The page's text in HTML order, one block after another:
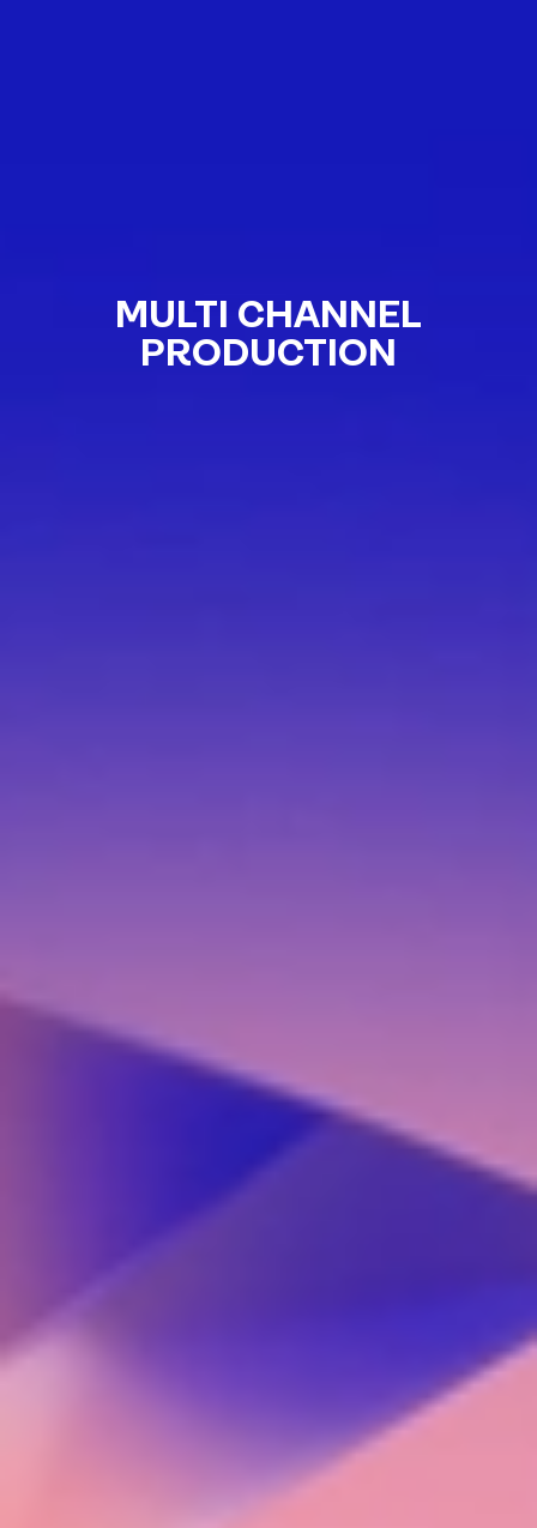
MULTI CHANNEL
PRODUCTION